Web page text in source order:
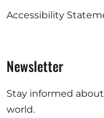
Accessibility
Newsletter
Stay informed
world.